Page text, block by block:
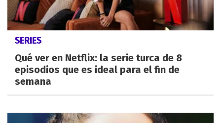
SERIES
Qué ver en Netflix: la serie turca de 8
episodios que es ideal para el fin de
semana